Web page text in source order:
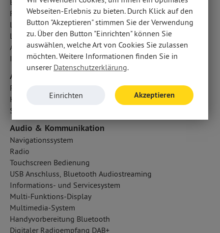
Berganfahrhilfe
Reifendruckverlust-Warnung
LED-Tagfahrlicht
Lichtsensor
Active Safety Brake Plus
ISOFIX Kindersitzbefestigung
Airbags
Fahrer- /Beifahrerairbag
Kopfairbag vorn und hinten
Seitenairbag vorn
Audio & Kommunikation
Navigationssystem
Radio
Touchscreen Bedienung
USB Anschluss, Bluetooth Audiostreaming
Informations- und Servicesystem
Multi-Funktions-Display
Multimedia-System
Handyvorbereitung Bluetooth
Digitaler Radioempfang DAB+
Webseiten-Erlebnis zu bieten. Durch Klick auf den
Button "Akzeptieren" stimmen Sie der Verwendung
zu. Über den Button "Einrichten" können Sie
auswählen, welche Art von Cookies Sie zulassen
möchten. Weitere Informationen finden Sie in
unserer Datenschutzerklärung.
Einrichten Akzeptieren